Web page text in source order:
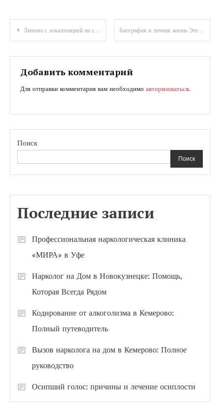
Навигация
по
записям
Липома с локализацией на спине: обзор средств для домашнего использования Биография и личная жизнь Этери Тутберидзе — взлеты и падения, слава и трудности самой успешной тренерши фигурного катания в России
Добавить комментарий
Для отправки комментария вам необходимо авторизоваться.
Поиск
Поиск
Последние записи
Профессиональная наркологическая клиника
«МИРА» в Уфе
Нарколог на Дом в Новокузнецке: Помощь,
Которая Всегда Рядом
Кодирование от алкоголизма в Кемерово:
Полный путеводитель
Вызов нарколога на дом в Кемерово: Полное
руководство
Осипший голос: причины и лечение осиплости